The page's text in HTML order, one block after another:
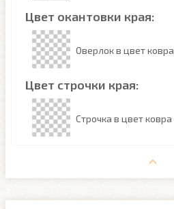
Цвет окантовки края:
Оверлок в цвет ковра
Цвет строчки края:
Строчка в цвет ковра